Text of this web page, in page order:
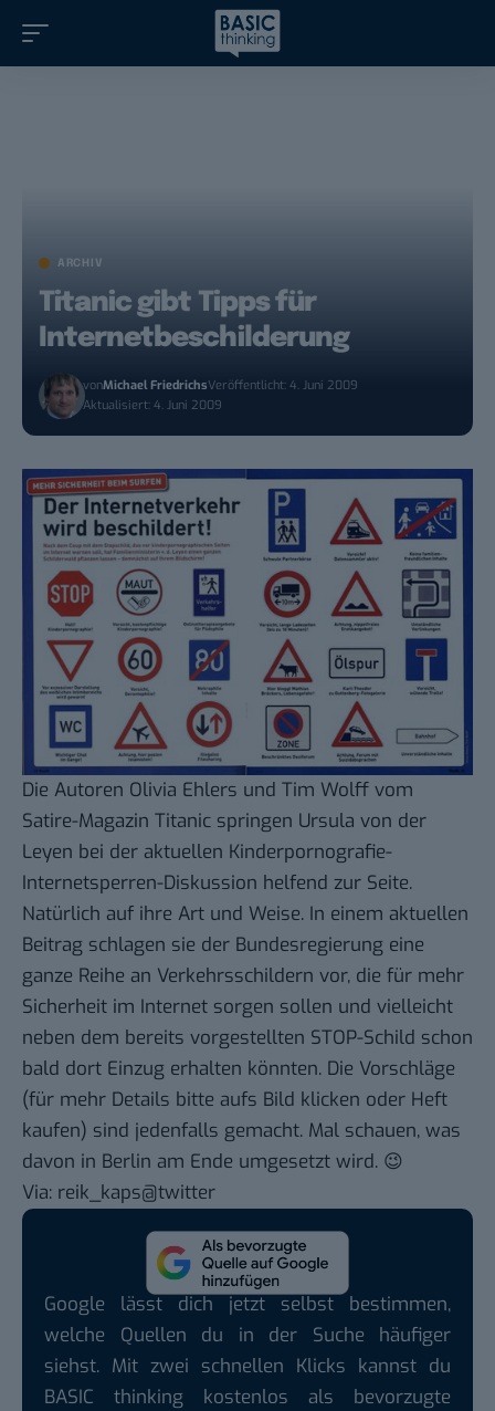
ARCHIV
Titanic gibt Tipps für
Internetbeschilderung
vonMichael FriedrichsVeröffentlicht: 4. Juni 2009
Aktualisiert: 4. Juni 2009
Die Autoren Olivia Ehlers und Tim Wolff vom
Satire-Magazin Titanic springen Ursula von der
Leyen bei der aktuellen Kinderpornografie-
Internetsperren-Diskussion helfend zur Seite.
Natürlich auf ihre Art und Weise. In einem aktuellen
Beitrag schlagen sie der Bundesregierung eine
ganze Reihe an Verkehrsschildern vor, die für mehr
Sicherheit im Internet sorgen sollen und vielleicht
neben dem bereits vorgestellten STOP-Schild schon
bald dort Einzug erhalten könnten. Die Vorschläge
(für mehr Details bitte aufs Bild klicken oder Heft
kaufen) sind jedenfalls gemacht. Mal schauen, was
davon in Berlin am Ende umgesetzt wird. 😉
Via: reik_kaps@twitter
Google lässt dich jetzt selbst bestimmen,
welche Quellen du in der Suche häufiger
siehst. Mit zwei schnellen Klicks kannst du
BASIC thinking kostenlos als bevorzugte